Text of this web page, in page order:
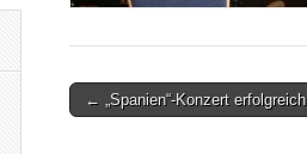
Post
← „Spanien“-Konzert erfolgreich